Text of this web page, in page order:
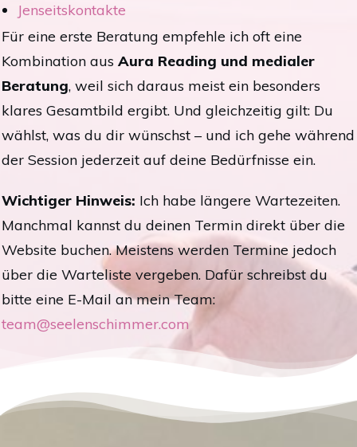
Jenseitskontakte
Für eine erste Beratung empfehle ich oft eine
Kombination aus Aura Reading und medialer
Beratung, weil sich daraus meist ein besonders
klares Gesamtbild ergibt. Und gleichzeitig gilt: Du
wählst, was du dir wünschst – und ich gehe während
der Session jederzeit auf deine Bedürfnisse ein.
Wichtiger Hinweis: Ich habe längere Wartezeiten.
Manchmal kannst du deinen Termin direkt über die
Website buchen. Meistens werden Termine jedoch
über die Warteliste vergeben. Dafür schreibst du
bitte eine E-Mail an mein Team:
team@seelenschimmer.com